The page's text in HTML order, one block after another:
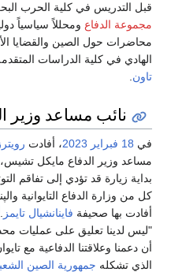
قبل التدريس في كلية الحرب
مجموعة الدفاع ومحللاً سياسياً
محاضرات حول الصين والقضايا
الهادي في كلية الدراسات
تاون.
نائب مساعد وزير
في 18 فبراير 2023، أفادت رويترز
مساعد وزير الدفاع مايكل
بداية زيارة قد تؤدي إلى تفاقم
كل من وزارة الدفاع التايوانية
أفادت بها صحيفة فاينانشيال تايمز
"ليس لدينا تعليق على عمليات
أن دعمنا وعلاقتنا الدفاعية مع
الذي تشكله جمهورية الصين